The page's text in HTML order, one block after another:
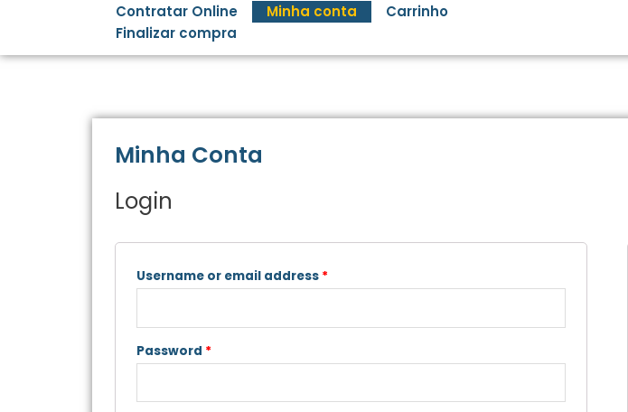
Contratar Online Minha conta
Carrinho
Finalizar compra
Minha Conta
Login
Username or email address *
Password *